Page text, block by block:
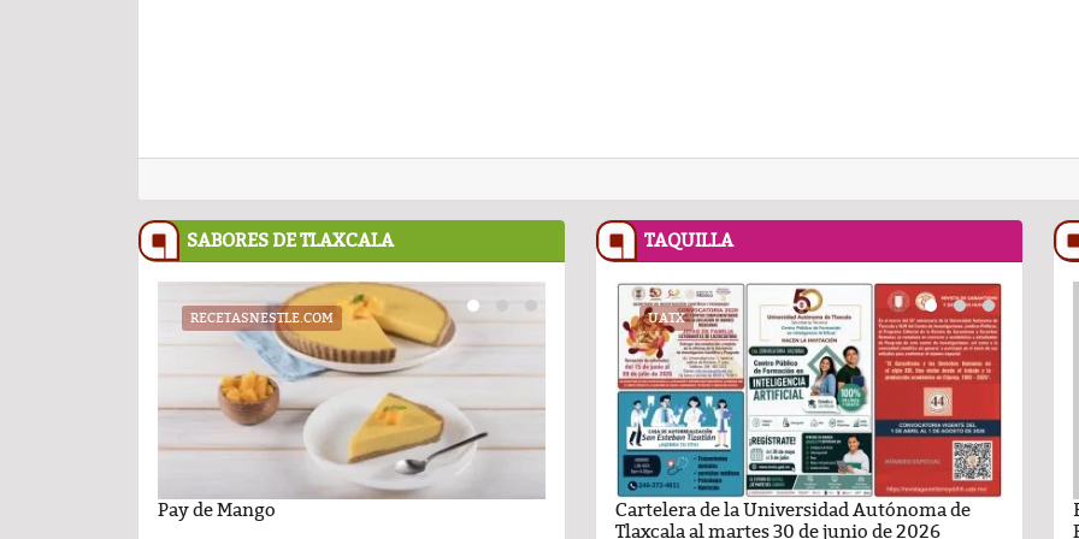
SABORES DE TLAXCALA
RECETASNESTLE.COM
Pay de Mango
RECETASNESTLE.COM
Flan Napolitano
Carlota de
casero
TAQUILLA
Autónoma de
UATX
Cartelera de la Universidad Autónoma de
UATX
Cartelera de la Universidad Autónoma de
Tlaxcala al martes 30 de junio de 2026
PODCAST
Comentario por el Dr. Fernando León Nava
PODCAST
Comentario por Raul Avila Ortiz del día 22-
Enero-2026